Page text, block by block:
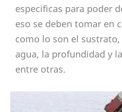
especificas para poder
eso se deben tomar en
como lo son el
agua, la profundidad y
entre otras.